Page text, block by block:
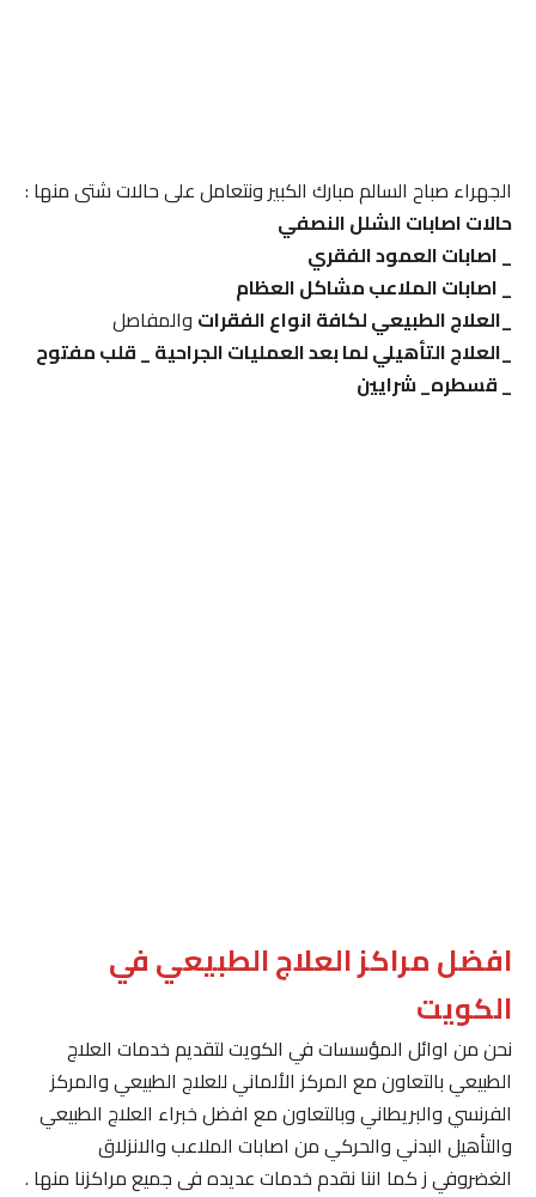
الجهراء صباح السالم مبارك الكبير ونتعامل على حالات شتى منها :
حالات اصابات الشلل النصفي
_ اصابات العمود الفقري
_ اصابات الملاعب مشاكل العظام
_العلاج الطبيعي لكافة انواع الفقرات والمفاصل
_العلاج التأهيلي لما بعد العمليات الجراحية _ قلب مفتوح
_ قسطره_ شرايين
افضل مراكز العلاج الطبيعي في
الكويت
نحن من اوائل المؤسسات في الكويت لتقديم خدمات العلاج
الطبيعي بالتعاون مع المركز الألماني للعلاج الطبيعي والمركز
الفرنسي والبريطاني وبالتعاون مع افضل خبراء العلاج الطبيعي
والتأهيل البدني والحركي من اصابات الملاعب والانزلاق
الغضروفي ز كما اننا نقدم خدمات عديده فى جميع مراكزنا منها .